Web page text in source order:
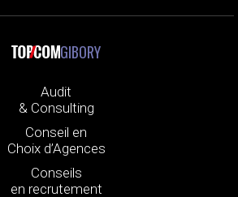
GIBORY
Audit
& Consulting
Conseil en
Choix d’Agences
Conseils
en recrutement